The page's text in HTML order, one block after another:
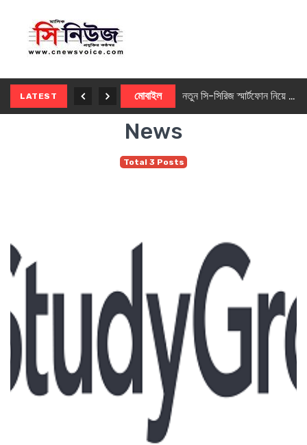
LATEST মোবাইল নতুন সি-সিরিজ স্মার্টফোন নিয়ে আসছে রিয়েলমি
News
Total 3 Posts